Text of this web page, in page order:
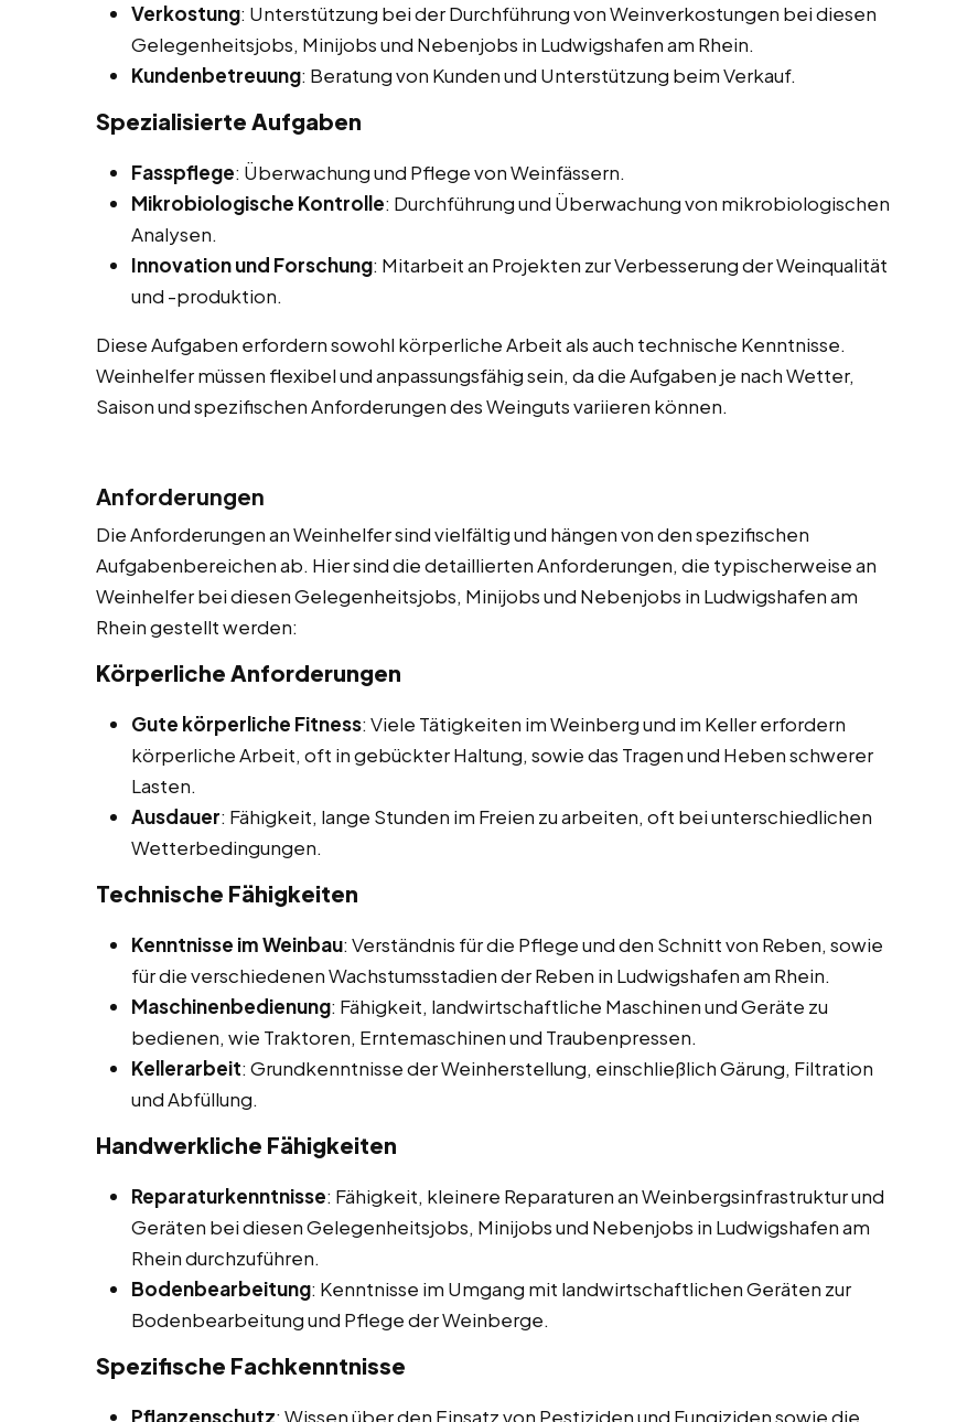
Verkostung: Unterstützung bei der Durchführung von Weinverkostungen bei diesen
Gelegenheitsjobs, Minijobs und Nebenjobs in Ludwigshafen am Rhein.
Kundenbetreuung: Beratung von Kunden und Unterstützung beim Verkauf.
Spezialisierte Aufgaben
Fasspflege: Überwachung und Pflege von Weinfässern.
Mikrobiologische Kontrolle: Durchführung und Überwachung von mikrobiologischen
Analysen.
Innovation und Forschung: Mitarbeit an Projekten zur Verbesserung der Weinqualität
und -produktion.
Diese Aufgaben erfordern sowohl körperliche Arbeit als auch technische Kenntnisse.
Weinhelfer müssen flexibel und anpassungsfähig sein, da die Aufgaben je nach Wetter,
Saison und spezifischen Anforderungen des Weinguts variieren können.
Anforderungen
Die Anforderungen an Weinhelfer sind vielfältig und hängen von den spezifischen
Aufgabenbereichen ab. Hier sind die detaillierten Anforderungen, die typischerweise an
Weinhelfer bei diesen Gelegenheitsjobs, Minijobs und Nebenjobs in Ludwigshafen am
Rhein gestellt werden:
Körperliche Anforderungen
Gute körperliche Fitness: Viele Tätigkeiten im Weinberg und im Keller erfordern
körperliche Arbeit, oft in gebückter Haltung, sowie das Tragen und Heben schwerer
Lasten.
Ausdauer: Fähigkeit, lange Stunden im Freien zu arbeiten, oft bei unterschiedlichen
Wetterbedingungen.
Technische Fähigkeiten
Kenntnisse im Weinbau: Verständnis für die Pflege und den Schnitt von Reben, sowie
für die verschiedenen Wachstumsstadien der Reben in Ludwigshafen am Rhein.
Maschinenbedienung: Fähigkeit, landwirtschaftliche Maschinen und Geräte zu
bedienen, wie Traktoren, Erntemaschinen und Traubenpressen.
Kellerarbeit: Grundkenntnisse der Weinherstellung, einschließlich Gärung, Filtration
und Abfüllung.
Handwerkliche Fähigkeiten
Reparaturkenntnisse: Fähigkeit, kleinere Reparaturen an Weinbergsinfrastruktur und
Geräten bei diesen Gelegenheitsjobs, Minijobs und Nebenjobs in Ludwigshafen am
Rhein durchzuführen.
Bodenbearbeitung: Kenntnisse im Umgang mit landwirtschaftlichen Geräten zur
Bodenbearbeitung und Pflege der Weinberge.
Spezifische Fachkenntnisse
Pflanzenschutz: Wissen über den Einsatz von Pestiziden und Fungiziden sowie die